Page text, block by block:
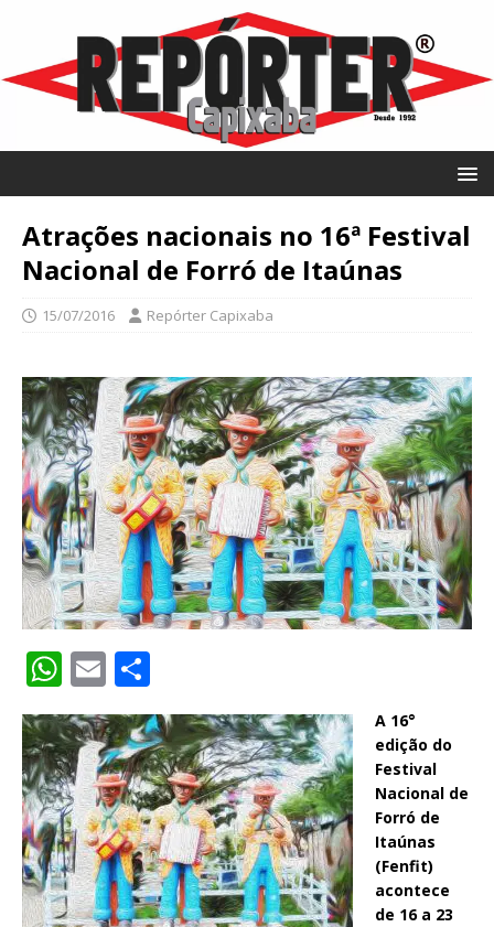
Atrações nacionais no 16ª Festival
Nacional de Forró de Itaúnas
15/07/2016 Repórter Capixaba
W
h
at
s
A
p
p
E
m
ai
l
h
ar
e
A 16°
edição do
Festival
Nacional de
Forró de
Itaúnas
(Fenfit)
acontece
de 16 a 23